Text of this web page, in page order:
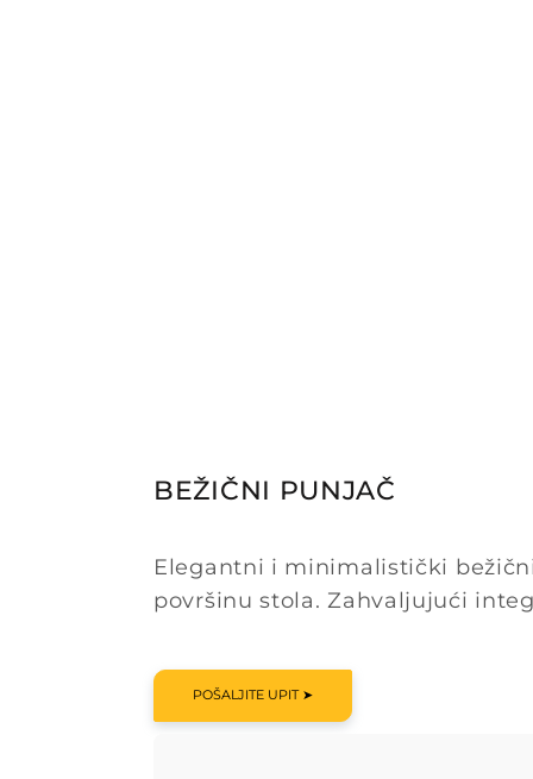
BEŽIČNI PUNJAČ
Elegantni i minimalistički
površinu stola. Zahvaljujući
POŠALJITE UPIT ➤